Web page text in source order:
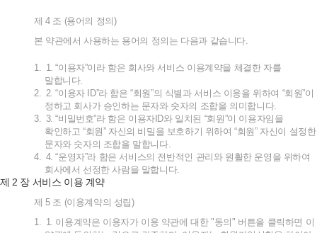
제 4 조 (용어의 정의)
본 약관에서 사용하는 용어의 정의는 다음과 같습니다.
1. 1. “이용자”이라 함은 회사와 서비스 이용계약을 체결한 자를
말합니다.
2. 2. “이용자ID”라 함은 “회원”의 식별과 서비스 이용을 위하여 “회원”이
정하고 회사가 승인하는 문자와 숫자의 조합을 의미합니다.
3. 3. “비밀번호”라 함은 이용자ID와 일치된 “회원”이 이용자임을
확인하고 “회원” 자신의 비밀을 보호하기 위하여 “회원” 자신이 설정한
문자와 숫자의 조합을 말합니다.
4. 4. “운영자”라 함은 서비스의 전반적인 관리와 원활한 운영을 위하여
회사에서 선정한 사람을 말합니다.
제 2 장 서비스 이용 계약
제 5 조 (이용계약의 성립)
1. 1. 이용계약은 이용자가 이용 약관에 대한"동의" 버튼을 클릭하면 이